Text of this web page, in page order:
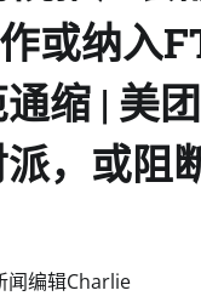
或纳入
缩 | 美
，或阻
闻编辑Charlie